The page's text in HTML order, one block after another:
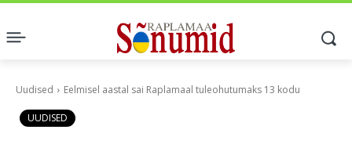
Uudised Eelmisel aastal sai Raplamaal tuleohutumaks 13 kodu
UUDISED